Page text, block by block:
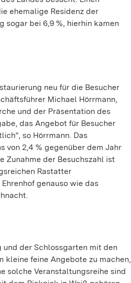
ehemalige Residenz der
sogar bei 6,9 %, hierhin kamen
neu für die Besucher
Michael Hörrmann,
und der Präsentation des
das Angebot für Besucher
so Hörrmann. Das
von 2,4 % gegenüber dem Jahr
Zunahme der Besuchszahl ist
Rastatter
genauso wie das
der Schlossgarten mit den
kleine feine Angebote zu machen,
solche Veranstaltungsreihe sind